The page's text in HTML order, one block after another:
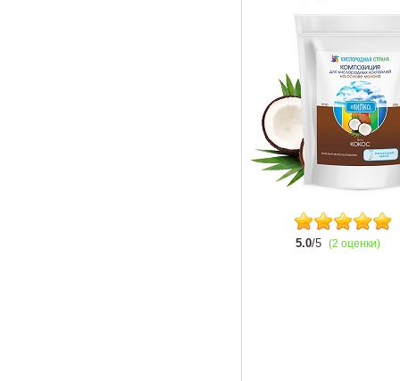
5.0/5 (2 оценки)